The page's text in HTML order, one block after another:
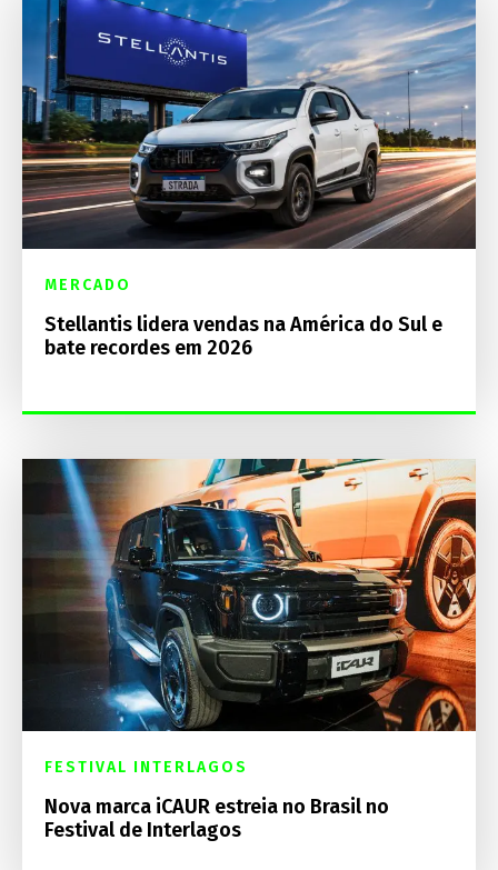
MERCADO
Stellantis lidera vendas na América do Sul e
bate recordes em 2026
FESTIVAL INTERLAGOS
Nova marca iCAUR estreia no Brasil no
Festival de Interlagos